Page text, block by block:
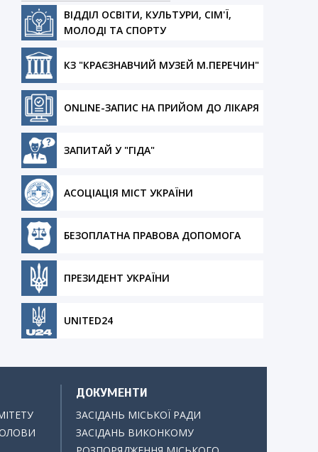
ВІДДІЛ ОСВІТИ, КУЛЬТУРИ, СІМ'Ї,
МОЛОДІ ТА СПОРТУ
КЗ "КРАЄЗНАВЧИЙ МУЗЕЙ М.ПЕРЕЧИН"
ONLINE-ЗАПИС НА ПРИЙОМ ДО ЛІКАРЯ
ЗАПИТАЙ У "ГІДА"
АСОЦІАЦІЯ МІСТ УКРАЇНИ
БЕЗОПЛАТНА ПРАВОВА ДОПОМОГА
ПРЕЗИДЕНТ УКРАЇНИ
UNITED24
ДОКУМЕНТИ
ЗАСІДАНЬ МІСЬКОЇ РАДИ
ЗАСІДАНЬ ВИКОНКОМУ